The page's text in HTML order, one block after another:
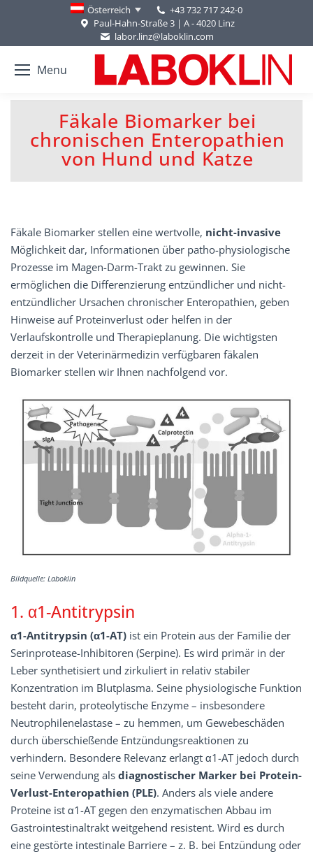
Österreich
+43 732 717 242-0
Paul-Hahn-Straße 3 | A - 4020 Linz
labor.linz@laboklin.com
Menu
Fäkale Biomarker bei
chronischen Enteropathien
von Hund und Katze
You are here:
Fäkale Biomarker stellen eine wertvolle, nicht-invasive
Möglichkeit dar, Informationen über patho-physiologische
Prozesse im Magen-Darm-Trakt zu gewinnen. Sie
ermöglichen die Differenzierung entzündlicher und nicht-
entzündlicher Ursachen chronischer Enteropathien, geben
Hinweise auf Proteinverlust oder helfen in der
Verlaufskontrolle und Therapieplanung. Die wichtigsten
derzeit in der Veterinärmedizin verfügbaren fäkalen
Biomarker stellen wir Ihnen nachfolgend vor.
Bildquelle: Laboklin
1. α1-Antitrypsin
α1-Antitrypsin (α1-AT) ist ein Protein aus der Familie der
Serinprotease-Inhibitoren (Serpine). Es wird primär in der
Leber synthetisiert und zirkuliert in relativ stabiler
Konzentration im Blutplasma. Seine physiologische Funktion
besteht darin, proteolytische Enzyme – insbesondere
Neutrophilenelastase – zu hemmen, um Gewebeschäden
durch überschießende Entzündungsreaktionen zu
verhindern. Besondere Relevanz erlangt α1-AT jedoch durch
seine Verwendung als diagnostischer Marker bei Protein-
Verlust-Enteropathien (PLE). Anders als viele andere
Proteine ist α1-AT gegen den enzymatischen Abbau im
Gastrointestinaltrakt weitgehend resistent. Wird es durch
eine gestörte intestinale Barriere – z. B. bei Entzündung oder